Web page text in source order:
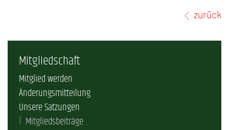
zurück
Mitgliedschaft
Mitglied werden
Änderungsmitteilung
Unsere Satzungen
Mitgliedsbeiträge